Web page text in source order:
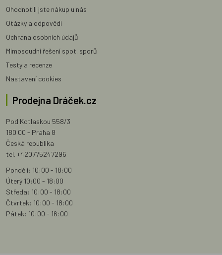
Ohodnotili jste nákup u nás
Otázky a odpovědi
Ochrana osobních údajů
Mimosoudní řešení spot. sporů
Testy a recenze
Nastavení cookies
Prodejna Dráček.cz
Pod Kotlaskou 558/3
180 00 - Praha 8
Česká republika
tel. +420775247296
Pondělí: 10:00 - 18:00
Úterý 10:00 - 18:00
Středa: 10:00 - 18:00
Čtvrtek: 10:00 - 18:00
Pátek: 10:00 - 16:00